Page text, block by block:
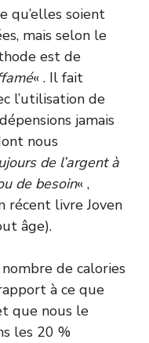
qu’elles soient
mais selon le
est de
« . Il fait
l’utilisation de
jamais
nous
de l’argent à
de besoin« ,
récent livre Joven
âge).
de calories
à ce que
que nous le
les 20 %